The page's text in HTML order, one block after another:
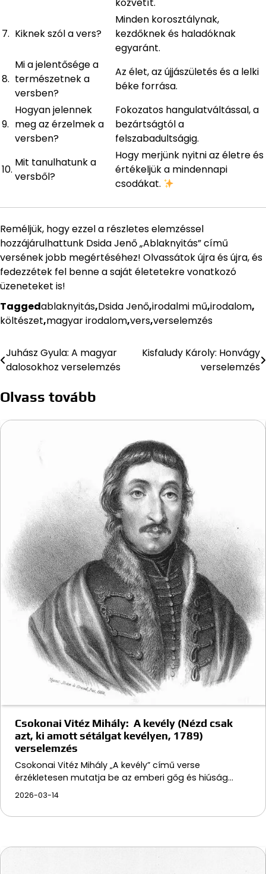
közvetít.
7. Kiknek szól a vers?
Minden korosztálynak,
kezdőknek és haladóknak
egyaránt.
8.
Mi a jelentősége a
természetnek a
versben?
Az élet, az újjászületés és a lelki
béke forrása.
9.
Hogyan jelennek
meg az érzelmek a
versben?
Fokozatos hangulatváltással, a
bezártságtól a
felszabadultságig.
10.
Mit tanulhatunk a
versből?
Hogy merjünk nyitni az életre és
értékeljük a mindennapi
csodákat.
Reméljük, hogy ezzel a részletes elemzéssel
hozzájárulhattunk Dsida Jenő „Ablaknyitás” című
versének jobb megértéséhez! Olvassátok újra és újra, és
fedezzétek fel benne a saját életetekre vonatkozó
üzeneteket is!
Taggedablaknyitás,Dsida Jenő,irodalmi mű,irodalom,
költészet,magyar irodalom,vers,verselemzés
Bejegyzés
Juhász Gyula: A magyar
dalosokhoz verselemzés
Kisfaludy Károly: Honvágy
verselemzés
Olvass tovább
Csokonai Vitéz Mihály: A kevély (Nézd csak
azt, ki amott sétálgat kevélyen, 1789)
verselemzés
Csokonai Vitéz Mihály „A kevély” című verse
érzékletesen mutatja be az emberi gőg és hiúság…
2026-03-14